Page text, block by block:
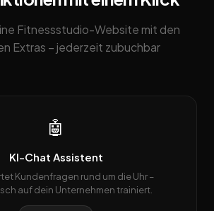
Fitnessstudio-Website mit den
Extras – jederzeit zubuchbar
🤖
KI-Chat Assistent
Kundenfragen rund um die Uhr –
auf dein Unternehmen trainiert.